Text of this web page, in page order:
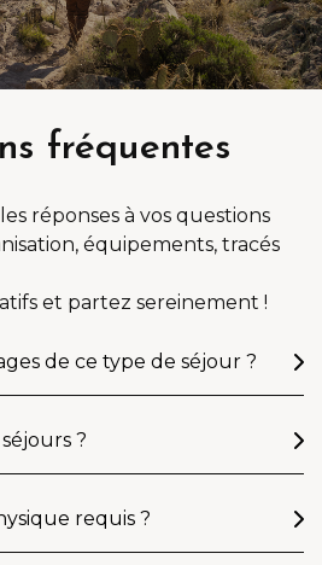
fréquentes
réponses à vos questions
équipements, tracés
et partez sereinement !
de ce type de séjour ?
?
requis ?